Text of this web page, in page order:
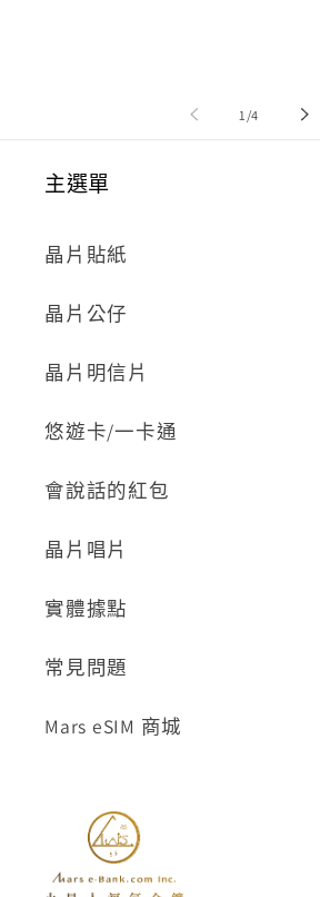
1//4
主選單
晶片貼紙
晶片公仔
晶片明信片
悠遊卡/一卡通
會說話的紅包
晶片唱片
實體據點
常見問題
Mars eSIM 商城